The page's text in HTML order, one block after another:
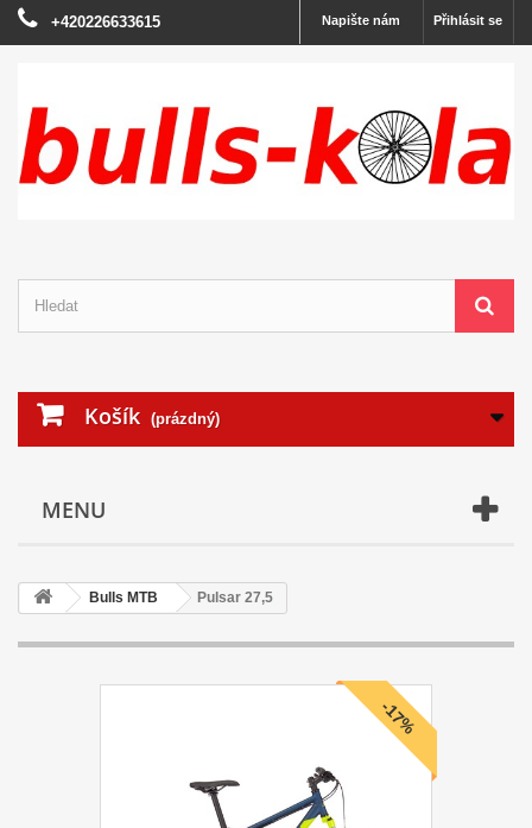
Přihlásit se
Napište nám
+420226633615
Košík (prázdný)
MENU
Bulls MTB Pulsar 27,5
-17%